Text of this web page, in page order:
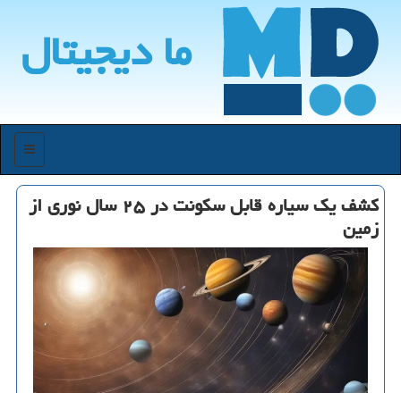
ما دیجیتال
منو
کشف یک سیاره قابل سکونت در ۲۵ سال نوری از
زمین